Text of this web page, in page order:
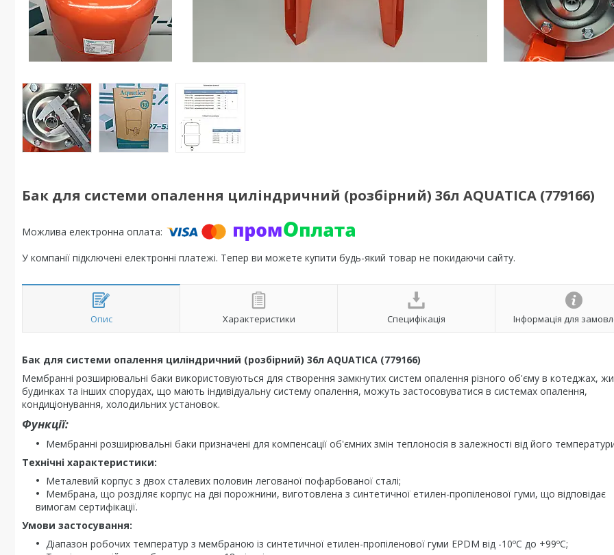
Бак для системи опалення циліндричний (розбірний) 36л AQUATICA (779166)
У компанії підключені електронні платежі. Тепер ви можете купити будь-який товар не покидаючи сайту.
Опис Характеристики Специфікація Інформація для
Бак для системи опалення циліндричний (розбірний) 36л AQUATICA (779166)
Мембранні розширювальні баки використовуються для створення замкнутих систем опалення різного об'єму в котеджах,
будинках та інших спорудах, що мають індивідуальну систему опалення, можуть застосовуватися в системах опалення,
кондиціонування, холодильних установок.
Функції:
Мембранні розширювальні баки призначені для компенсації об'ємних змін теплоносія в залежності від його
Технічні характеристики:
Металевий корпус з двох сталевих половин легованої пофарбованої сталі;
Мембрана, що розділяє корпус на дві порожнини, виготовлена з синтетичної етилен-пропіленової гуми, що відповідає
вимогам сертифікації.
Умови застосування:
Діапазон робочих температур з мембраною із синтетичної етилен-пропіленової гуми EPDM від -10ºС до +99ºС;